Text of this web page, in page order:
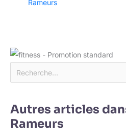
Rameurs
Autres articles
Rameurs